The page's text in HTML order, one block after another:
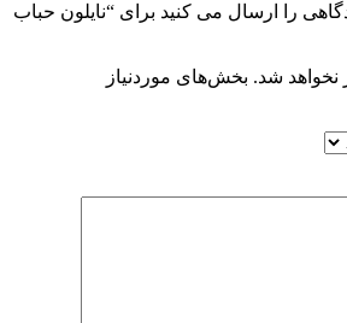
را ارسال می کنید برای “نایلون حباب
نخواهد شد. بخش‌های موردنیاز